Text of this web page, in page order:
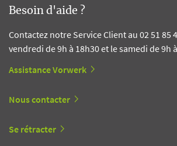
Besoin d'aide ?
Contactez notre Service Client au 02 51 85
vendredi de 9h à 18h30 et le samedi de 9h
Assistance Vorwerk
Nous contacter
Se rétracter